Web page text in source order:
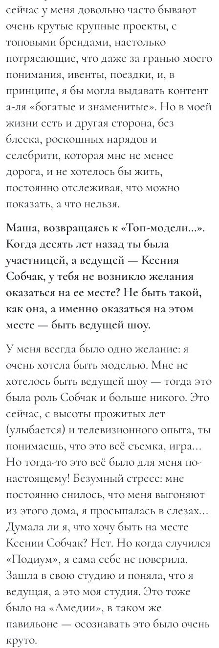
сейчас у меня довольно часто бывают
очень крутые крупные проекты, с
топовыми брендами, настолько
потрясающие, что даже за гранью моего
понимания, ивенты, поездки, и, в
принципе, я бы могла выдавать контент
а-ля «богатые и знаменитые». Но в моей
жизни есть и другая сторона, без
блеска, роскошных нарядов и
селебрити, которая мне не менее
дорога, и не хотелось бы жить,
постоянно отслеживая, что можно
показать, а что нельзя.
Маша, возвращаясь к «Топ-модели…».
Когда десять лет назад ты была
участницей, а ведущей — Ксения
Собчак, у тебя не возникло желания
оказаться на ее месте? Не быть такой,
как она, а именно оказаться на этом
месте — быть ведущей шоу.
У меня всегда было одно желание: я
очень хотела быть моделью. Мне не
хотелось быть ведущей шоу — тогда это
была роль Собчак и больше никого. Это
сейчас, с высоты прожитых лет
(улыбается) и телевизионного опыта, ты
понимаешь, что это всё съемка, игра...
Но тогда-то это всё было для меня по-
настоящему! Безумный стресс: мне
постоянно снилось, что меня выгоняют
из этого дома, я просыпалась в слезах...
Думала ли я, что хочу быть на месте
Ксении Собчак? Нет. Но когда случился
«Подиум», я сама себе не поверила.
Зашла в свою студию и поняла, что я
ведущая, а это моя студия. Это тоже
было на «Амедии», в таком же
павильоне — осознавать это было очень
круто.